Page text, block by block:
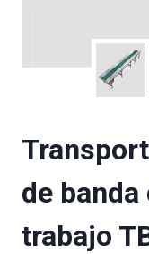
de
trabajo